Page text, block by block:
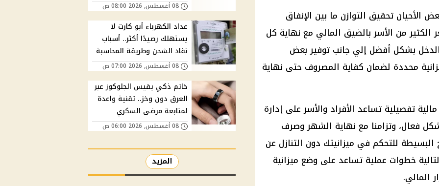
الأحيان تحقيق التوازن ما بين الإنفاق
من الأسر بالضيق المالي مع نهاية كل
بشكل أفضل إلي جانب توفير بعض
محددة لضمان كفاية المصروف حتى نهاية
تفصيلية تساعد الأفراد والأسر على إدارة
فعال، وتزامنا مع نهاية الشهر وصرف
البسيطة للتحكم في ميزانيتك دون التنازل عن
خطوات عملية تساعد على وضع ميزانية
المالي.
08 أغسطس, 2026 08:00 ص
عداد الكهرباء أبو كارت لا
يستهلك رصيدًا أكثر.. أسباب
نفاد الشحن وطريقة المحاسبة
08 أغسطس, 2026 07:00 ص
خاتم ذكي يقيس الجلوكوز عبر
العرق دون وخز.. تقنية واعدة
لمتابعة مرضى السكري
08 أغسطس, 2026 06:00 ص
المزيد